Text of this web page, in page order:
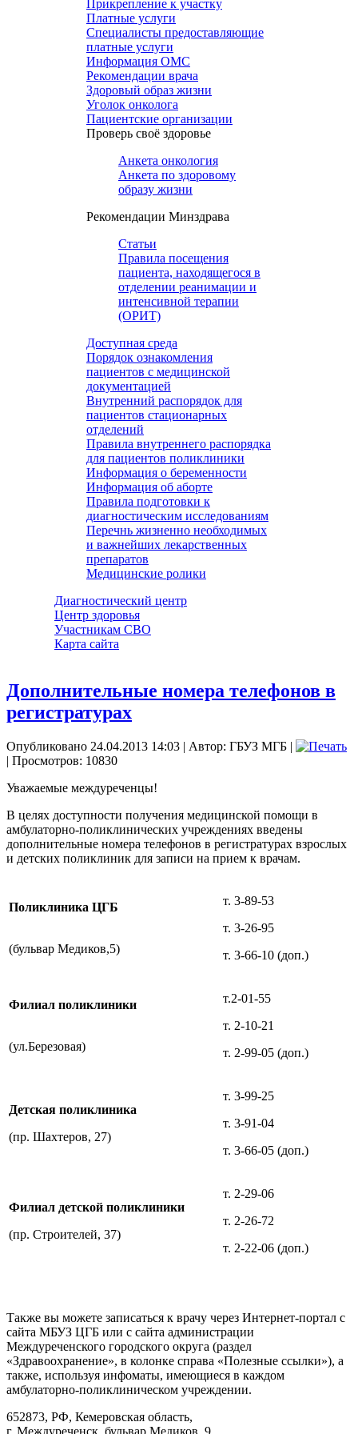
Прикрепление к участку
Платные услуги
Специалисты предоставляющие
платные услуги
Информация ОМС
Рекомендации врача
Здоровый образ жизни
Уголок онколога
Пациентские организации
Проверь своё здоровье
Анкета онкология
Анкета по здоровому
образу жизни
Рекомендации Минздрава
Статьи
Правила посещения
пациента, находящегося в
отделении реанимации и
интенсивной терапии
(ОРИТ)
Доступная среда
Порядок ознакомления
пациентов с медицинской
документацией
Внутренний распорядок для
пациентов стационарных
отделений
Правила внутреннего распорядка
для пациентов поликлиники
Информация о беременности
Информация об аборте
Правила подготовки к
диагностическим исследованиям
Перечнь жизненно необходимых
и важнейших лекарственных
препаратов
Медицинские ролики
Диагностический центр
Центр здоровья
Участникам СВО
Карта сайта
Дополнительные номера телефонов в
регистратурах
Опубликовано 24.04.2013 14:03 | Автор: ГБУЗ МГБ |
| Просмотров: 10830
Уважаемые междуреченцы!
В целях доступности получения медицинской помощи в
амбулаторно-поликлинических учреждениях введены
дополнительные номера телефонов в регистратурах взрослых
и детских поликлиник для записи на прием к врачам.
Поликлиника ЦГБ
(бульвар Медиков,5)
т. 3-89-53
т. 3-26-95
т. 3-66-10 (доп.)
Филиал поликлиники
(ул.Березовая)
т.2-01-55
т. 2-10-21
т. 2-99-05 (доп.)
Детская поликлиника
(пр. Шахтеров, 27)
т. 3-99-25
т. 3-91-04
т. 3-66-05 (доп.)
Филиал детской поликлиники
(пр. Строителей, 37)
т. 2-29-06
т. 2-26-72
т. 2-22-06 (доп.)
Также вы можете записаться к врачу через Интернет-портал с
сайта МБУЗ ЦГБ или с сайта администрации
Междуреченского городского округа (раздел
«Здравоохранение», в колонке справа «Полезные ссылки»), а
также, используя инфоматы, имеющиеся в каждом
амбулаторно-поликлиническом учреждении.
652873, РФ, Кемеровская область,
г. Междуреченск, бульвар Медиков, 9